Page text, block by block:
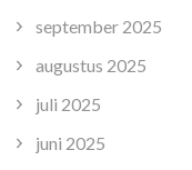
september 2025
augustus 2025
juli 2025
juni 2025